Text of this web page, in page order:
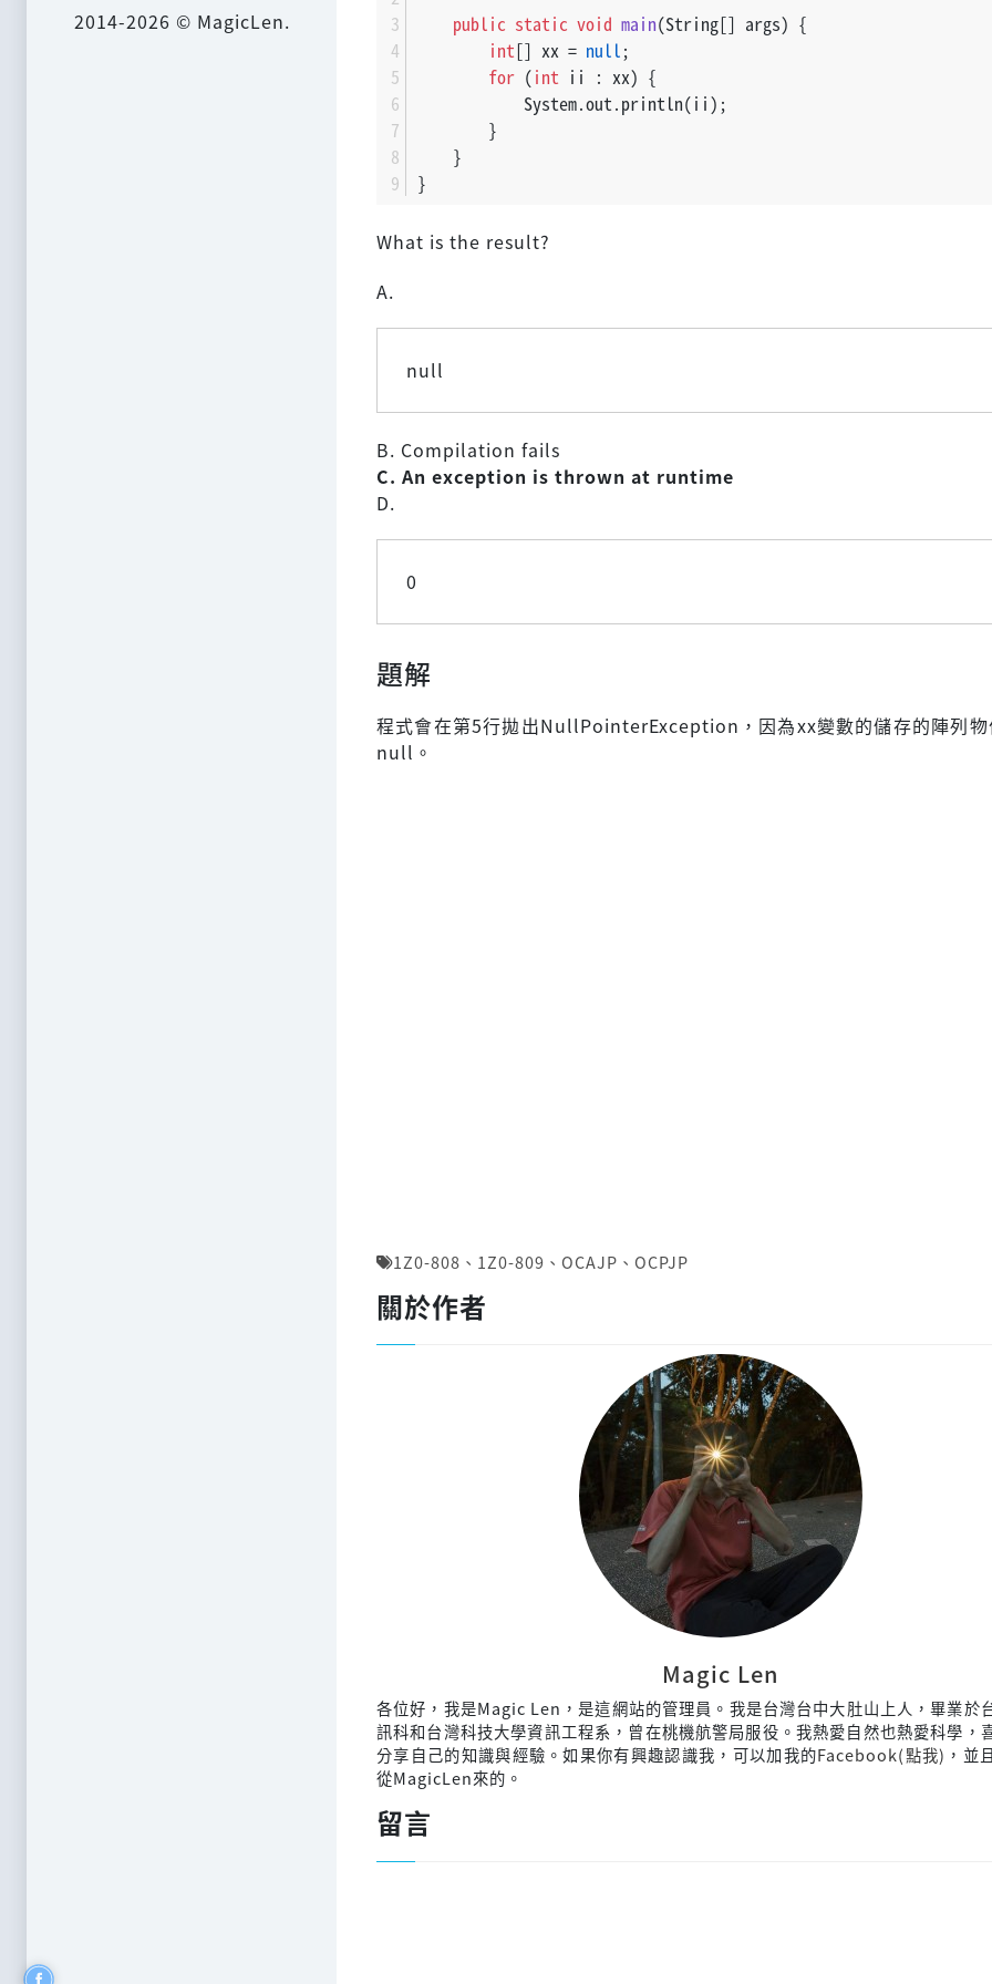
2014-2026 © MagicLen.
public static void main(String[] args) {
int[] xx = null;
for (int ii : xx) {
            System.out.println(ii);
        }
    }
}
What is the result?
A.
null
B. Compilation fails
C. An exception is thrown at runtime
D.
0
題解
程式會在第5行拋出NullPointerException，因為xx變數的儲存的陣列物
null。
1Z0-808 、 1Z0-809 、 OCAJP 、 OCPJP
關於作者
Magic Len
各位好，我是Magic Len，是這網站的管理員。我是台灣台中大肚山上人，畢業於
訊科和台灣科技大學資訊工程系，曾在桃機航警局服役。我熱愛自然也熱愛科學，
分享自己的知識與經驗。如果你有興趣認識我，可以加我的Facebook(點我) ，並
從MagicLen來的。
留言